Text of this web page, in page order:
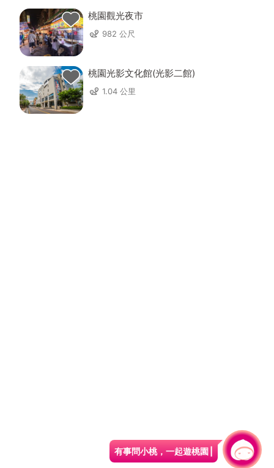
桃園觀光夜市
982 公尺
桃園光影文化館(光影二館)
1.04 公里
有事問小桃，一起遊桃園